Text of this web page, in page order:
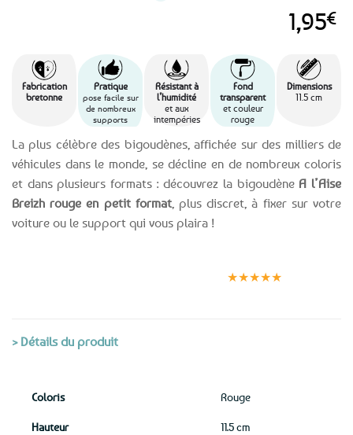
La plus célèbre des bigoudènes, affichée sur des milliers de
véhicules dans le monde, se décline en de nombreux coloris
et dans plusieurs formats : découvrez la bigoudène A l’Aise
Breizh rouge en petit format, plus discret, à fixer sur votre
voiture ou le support qui vous plaira !
Fabrication
bretonne
Pratique
pose facile sur
de nombreux
supports
Résistant à
l’humidité
et aux
intempéries
Fond
transparent
et couleur
rouge
Dimensions
11.5 cm
1,95€
★★★★★
> Détails du produit
Coloris Rouge
Hauteur 11.5 cm